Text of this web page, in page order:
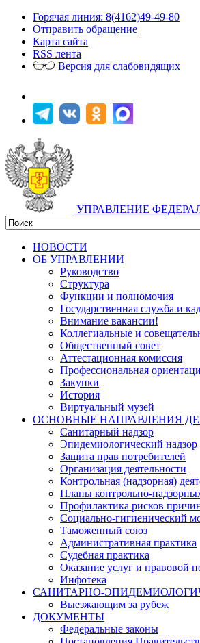
Горячая линия: 8(4162)49-49-80
Отправить обращение
Карта сайта
RSS лента
Версия для слабовидящих
УПРАВЛЕНИЕ
НОВОСТИ
ОБ УПРАВЛЕНИИ
Руководство
Структура
Функции и полномочия
Государственная служба и
Внимание вакансии!
Коллегиальные и
Общественный совет
Аттестационная комиссия
Профессиональная
Закупки
История
Виртуальный музей
ОСНОВНЫЕ НАПРАВЛЕНИЯ
Санитарный надзор
Эпидемиологический надзор
Защита прав потребителей
Организация деятельности
Контрольная (надзорная)
Планы контрольно-
Профилактика рисков
Социально-гигиенический
Таможенный союз
Административная практика
Судебная практика
Оказание услуг и правовой
Инфотека
САНИТАРНО-
Выезжающим за рубеж
ДОКУМЕНТЫ
Федеральные законы